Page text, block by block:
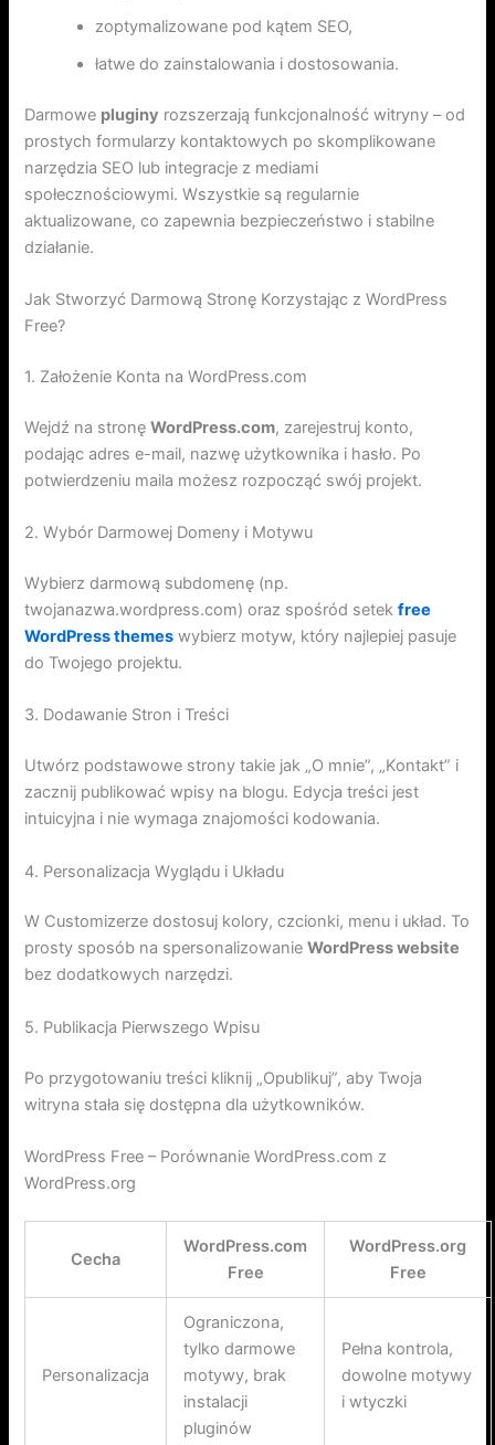
zoptymalizowane pod kątem SEO,
łatwe do zainstalowania i dostosowania.
Darmowe pluginy rozszerzają funkcjonalność witryny – od
prostych formularzy kontaktowych po skomplikowane
narzędzia SEO lub integracje z mediami
społecznościowymi. Wszystkie są regularnie
aktualizowane, co zapewnia bezpieczeństwo i stabilne
działanie.
Jak Stworzyć Darmową Stronę Korzystając z WordPress
Free?
1. Założenie Konta na WordPress.com
Wejdź na stronęWordPress.com, zarejestruj konto,
podając adres e-mail, nazwę użytkownika i hasło. Po
potwierdzeniu maila możesz rozpocząć swój projekt.
2. Wybór Darmowej Domeny i Motywu
Wybierz darmową subdomenę (np.
twojanazwa.wordpress.com) oraz spośród setekfree
WordPress themes wybierz motyw, który najlepiej pasuje
do Twojego projektu.
3. Dodawanie Stron i Treści
Utwórz podstawowe strony takie jak „O mnie”, „Kontakt” i
zacznij publikować wpisy na blogu. Edycja treści jest
intuicyjna i nie wymaga znajomości kodowania.
4. Personalizacja Wyglądu i Układu
W Customizerze dostosuj kolory, czcionki, menu i układ. To
prosty sposób na spersonalizowanieWordPress website
bez dodatkowych narzędzi.
5. Publikacja Pierwszego Wpisu
Po przygotowaniu treści kliknij „Opublikuj”, aby Twoja
witryna stała się dostępna dla użytkowników.
WordPress Free – Porównanie WordPress.com z
WordPress.org
Cecha
WordPress.com
Free
WordPress.org
Free
Personalizacja
Ograniczona,
tylko darmowe
motywy, brak
instalacji
pluginów
Pełna kontrola,
dowolne motywy
i wtyczki